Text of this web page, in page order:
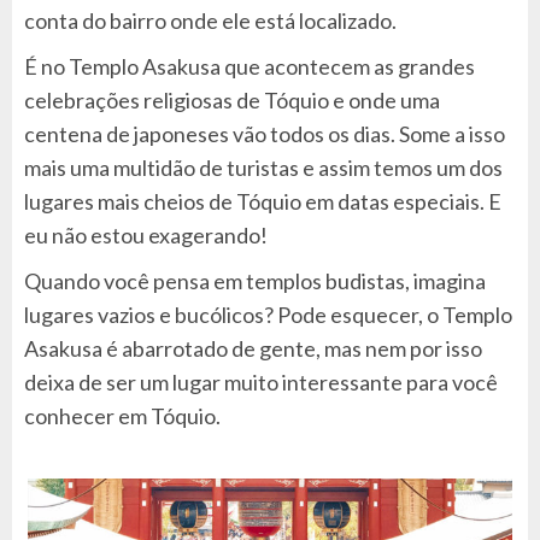
conta do bairro onde ele está localizado.
É no Templo Asakusa que acontecem as grandes
celebrações religiosas de Tóquio e onde uma
centena de japoneses vão todos os dias. Some a isso
mais uma multidão de turistas e assim temos um dos
lugares mais cheios de Tóquio em datas especiais. E
eu não estou exagerando!
Quando você pensa em templos budistas, imagina
lugares vazios e bucólicos? Pode esquecer, o Templo
Asakusa é abarrotado de gente, mas nem por isso
deixa de ser um lugar muito interessante para você
conhecer em Tóquio.